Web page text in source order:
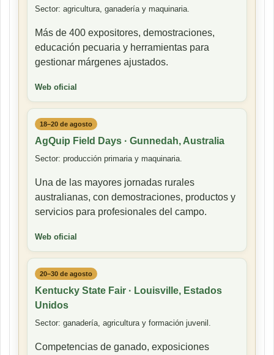
Sector: agricultura, ganadería y maquinaria.
Más de 400 expositores, demostraciones,
educación pecuaria y herramientas para
gestionar márgenes ajustados.
Web oficial
18–20 de agosto
AgQuip Field Days · Gunnedah, Australia
Sector: producción primaria y maquinaria.
Una de las mayores jornadas rurales
australianas, con demostraciones, productos y
servicios para profesionales del campo.
Web oficial
20–30 de agosto
Kentucky State Fair · Louisville, Estados
Unidos
Sector: ganadería, agricultura y formación juvenil.
Competencias de ganado, exposiciones